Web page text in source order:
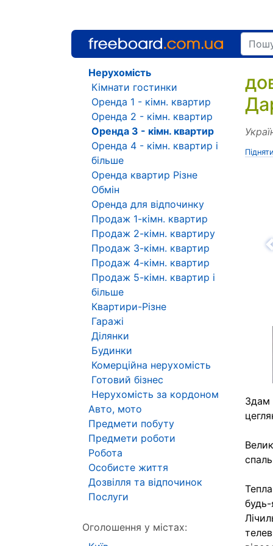
Здам
Нерухомість
Кімнати гостинки
Оренда 1 - кімн. квартир
Оренда 2 - кімн. квартир
Оренда 3 - кімн. квартир
Оренда 4 - кімн. квартир і
більше
Оренда квартир Різне
Обмін
Оренда для відпочинку
Продаж 1-кімн. квартир
Продаж 2-кімн. квартиру
Продаж 3-кімн. квартир
Продаж 4-кімн. квартир
Продаж 5-кімн. квартир і
більше
Квартири-Різне
Гаражі
Ділянки
Будинки
Комерційна нерухомість
Готовий бізнес
Нерухомість за кордоном
Авто, мото
Предмети побуту
Предмети роботи
Робота
Особисте життя
Дозвілля та відпочинок
Послуги
Оголошення у містах: